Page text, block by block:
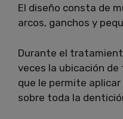
El diseño consta de
arcos, ganchos y
Durante el
veces la ubicación
que le permite
sobre toda la